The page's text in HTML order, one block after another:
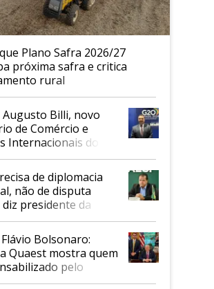
Plano Safra 2026/27
próxima safra e critica
rural
Augusto Billi, novo
de Comércio e
Internacionais do
de diplomacia
não de disputa
presidente da
Bolsonaro:
Quaest mostra quem
pelo
EUA